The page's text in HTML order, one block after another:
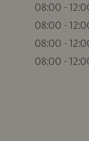
08:00 -
08:00 -
08:00 -
08:00 -